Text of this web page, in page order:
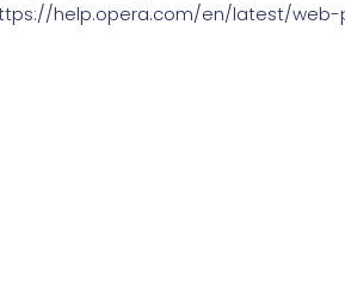
help.opera.com/en/latest/